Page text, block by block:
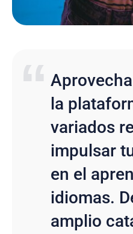
la
variados
impulsar
en el
idiomas.
amplio